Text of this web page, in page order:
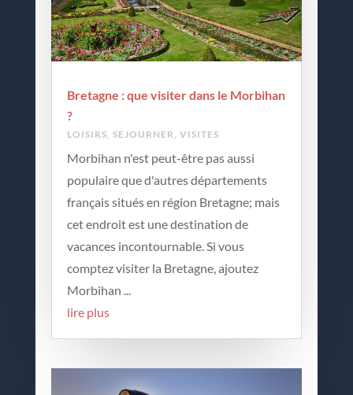
Bretagne : que visiter dans le Morbihan
?
LOISIRS SEJOURNER VISITES
Morbihan n'est peut-être pas aussi
populaire que d'autres départements
français situés en région Bretagne; mais
cet endroit est une destination de
vacances incontournable. Si vous
comptez visiter la Bretagne, ajoutez
Morbihan ...
lire plus